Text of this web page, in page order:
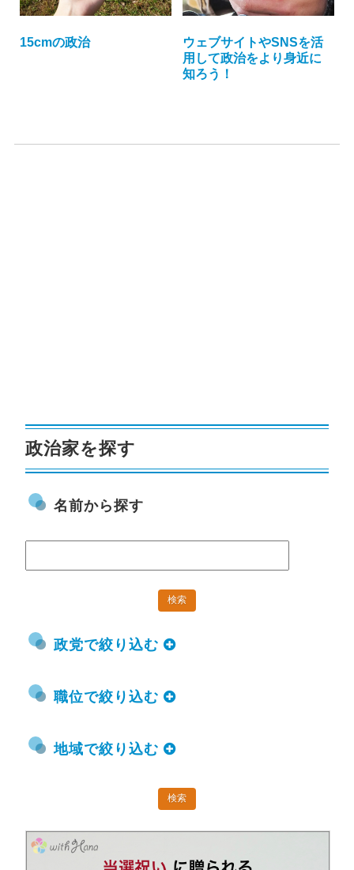
15cmの政治
ウェブサイトやSNSを活
用して政治をより身近に
知ろう！
政治家を探す
名前から探す
政党で絞り込む
職位で絞り込む
地域で絞り込む